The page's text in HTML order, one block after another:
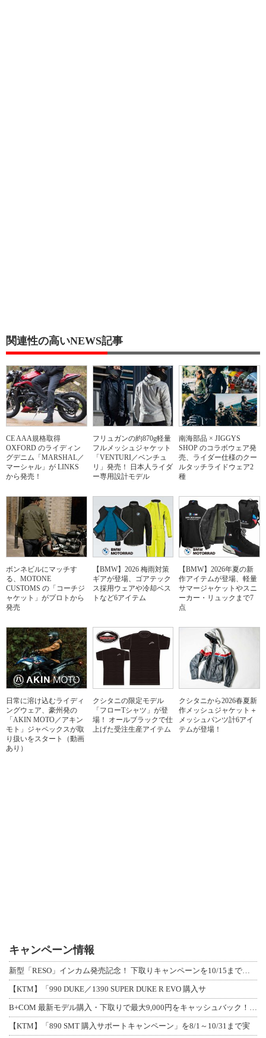
関連性の高いNEWS記事
CE AAA規格取得
OXFORD のライディン
グデニム「MARSHAL／
マーシャル」が LINKS
から発売！
フリュガンの約870g軽量
フルメッシュジャケット
「VENTURI／ベンチュ
リ」発売！ 日本人ライダ
ー専用設計モデル
南海部品 × JIGGYS
SHOP のコラボウェア発
売、ライダー仕様のクー
ルタッチライドウェア2
種
ボンネビルにマッチす
る、MOTONE
CUSTOMS の「コーチジ
ャケット」がプロトから
発売
【BMW】2026 梅雨対策
ギアが登場、ゴアテック
ス採用ウェアや冷却ベス
トなど6アイテム
【BMW】2026年夏の新
作アイテムが登場、軽量
サマージャケットやスニ
ーカー・リュックまで7
点
日常に溶け込むライディ
ングウェア、豪州発の
「AKIN MOTO／アキン
モト」ジャペックスが取
り扱いをスタート（動画
あり）
クシタニの限定モデル
「フローTシャツ」が登
場！ オールブラックで仕
上げた受注生産アイテム
クシタニから2026春夏新
作メッシュジャケット＋
メッシュパンツ計6アイ
テムが登場！
キャンペーン情報
【KTM】「990 DUKE／1390 SUPER DUKE R EVO 購入サ
【KTM】「890 SMT 購入サポートキャンペーン」を8/1～10/31まで実